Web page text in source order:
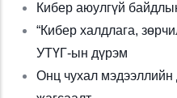
Кибер аюулгүй
“Кибер халдлага,
УТҮГ-ын дүрэм
Онц чухал мэдээллийн